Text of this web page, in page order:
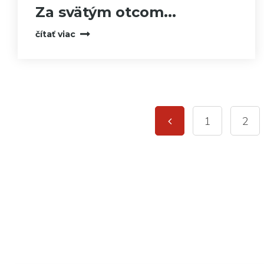
Za svätým otcom...
čítať viac
1 2